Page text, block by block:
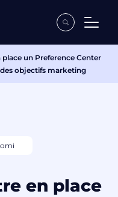
un Preference Center
objectifs marketing
en place